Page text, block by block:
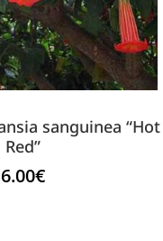
sanguinea “Hot
Red”
6.00€